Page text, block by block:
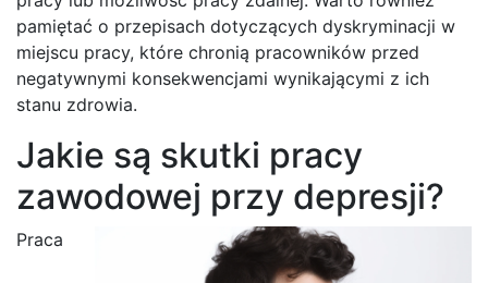
pamiętać o przepisach dotyczących dyskryminacji w
miejscu pracy, które chronią pracowników przed
negatywnymi konsekwencjami wynikającymi z ich
stanu zdrowia.
Jakie są skutki pracy
zawodowej przy depresji?
Praca